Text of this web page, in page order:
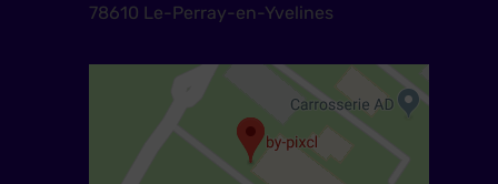
78610 Le-Perray-en-Yvelines